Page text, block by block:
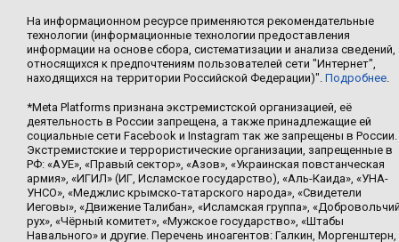
На информационном ресурсе применяются рекомендательные
технологии (информационные технологии предоставления
информации на основе сбора, систематизации и анализа сведений,
относящихся к предпочтениям пользователей сети "Интернет",
находящихся на территории Российской Федерации)". Подробнее.
*Meta Platforms признана экстремистской организацией, её
деятельность в России запрещена, а также принадлежащие ей
социальные сети Facebook и Instagram так же запрещены в России.
Экстремистские и террористические организации, запрещенные в
РФ: «АУЕ», «Правый сектор», «Азов», «Украинская повстанческая
армия», «ИГИЛ» (ИГ, Исламское государство), «Аль-Каида», «УНА-
УНСО», «Меджлис крымско-татарского народа», «Свидетели
Иеговы», «Движение Талибан», «Исламская группа»,
рух», «Чёрный комитет», «Мужское государство», «Штабы
Навального» и другие. Перечень иноагентов: Галкин, Моргенштерн,